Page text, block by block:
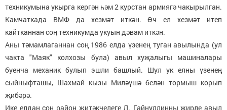
техникумына укырга кергән һәм 2 курстан армиягә чакырылган.
Камчаткада ВМФ да хезмәт иткән. Өч ел хезмәт итеп
кайтканнан соң техникумда укуын дәвам иткән.
Аны тәмамлаганнан соң 1986 елда үзенең туган авылында (ул
чакта "Маяк" колхозы була) авыл хуҗалыгы машиналары
буенча механик булып эшли башлый. Шул ук елны үзенең
сыйныфташы, Шахмай кызы Миләүшә белән тормыш корып
җибәрә.
Ике елдан соң район җитәкчелеге Д. Гайнуллинны җирле авыл